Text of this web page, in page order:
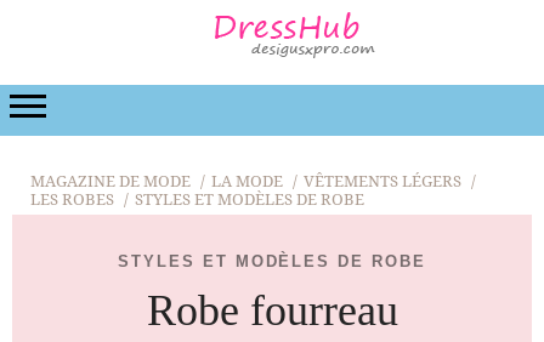
LA MODE
MAGAZINE DE MODE LA MODE
VÊTEMENTS LÉGERS
LES ROBES
STYLES ET MODÈLES DE ROBE
STYLES ET MODÈLES DE ROBE
Robe fourreau